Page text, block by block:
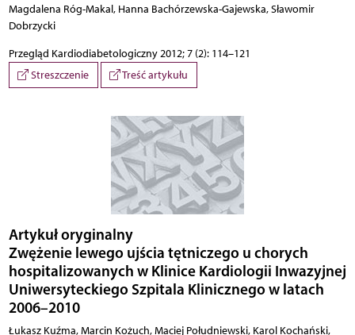
Magdalena Róg-Makal, Hanna Bachórzewska-Gajewska, Sławomir
Dobrzycki
Przegląd Kardiodiabetologiczny 2012; 7 (2): 114–121
Streszczenie
Treść artykułu
Artykuł oryginalny
Zwężenie lewego ujścia tętniczego u chorych
hospitalizowanych w Klinice Kardiologii Inwazyjnej
Uniwersyteckiego Szpitala Klinicznego w latach
2006–2010
Łukasz Kuźma, Marcin Kożuch, Maciej Południewski, Karol Kochański,